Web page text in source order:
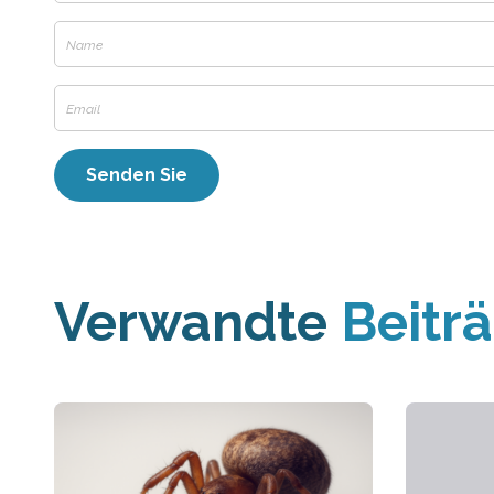
Verwandte